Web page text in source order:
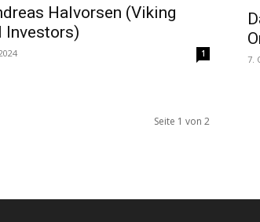
Halvorsen (Viking
Investors)
1
Seite 1 von 2
7.